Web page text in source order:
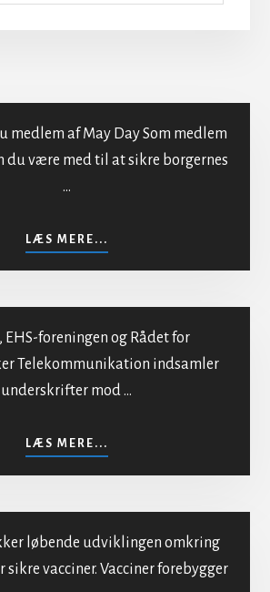
medlem af May Day Som medlem
du være med til at sikre borgernes
…
LÆS MERE...
INDMELDELSE
befolkningen
EHS-foreningen og Rådet for
Telekommunikation indsamler
underskrifter mod …
LÆS MERE...
MOD
BESTRÅLING
løbende udviklingen omkring
vacciner. Vacciner forebygger